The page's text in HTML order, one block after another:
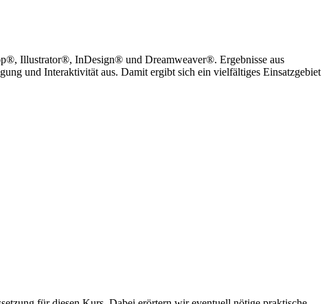
Illustrator®, InDesign® und Dreamweaver®. Ergebnisse aus
und Interaktivität aus. Damit ergibt sich ein vielfältiges Einsatzgebiet